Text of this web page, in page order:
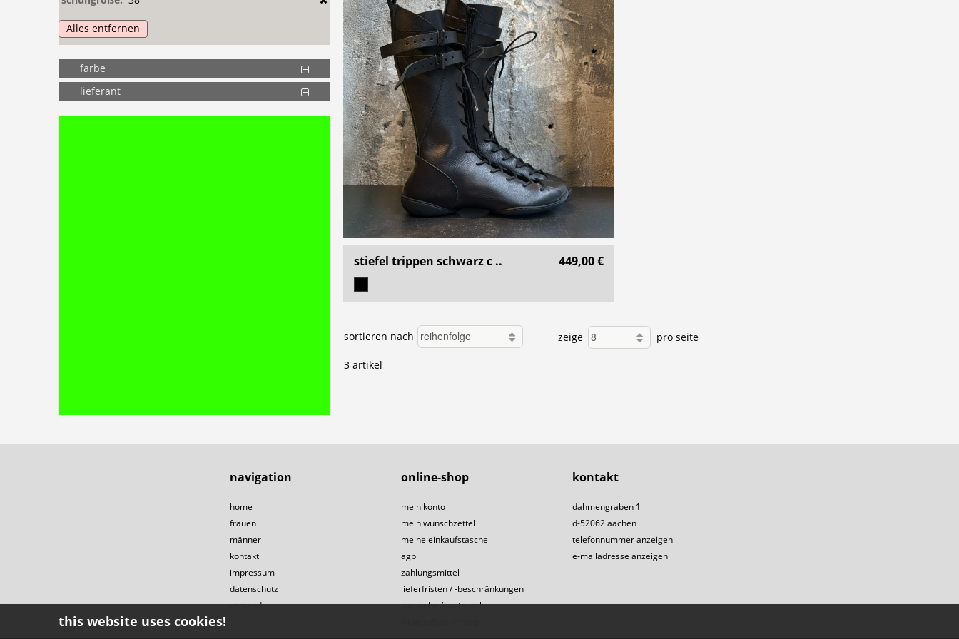
Alles entfernen
farbe
lieferant
stiefel trippen schwarz c .. 449,00 €
sortieren nach zeige pro seite
3 artikel
navigation
home
frauen
männer
kontakt
impressum
datenschutz
versand
online-shop
mein konto
mein wunschzettel
meine einkaufstasche
agb
zahlungsmittel
lieferfristen / -beschränkungen
rückgabe / umtausch
kontakt
dahmengraben 1
d-52062 aachen
telefonnummer anzeigen
e-mailadresse anzeigen
this website uses cookies!